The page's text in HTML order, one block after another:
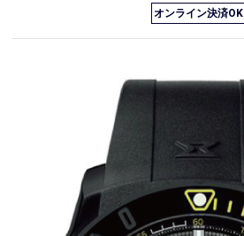
オンライン決済OK